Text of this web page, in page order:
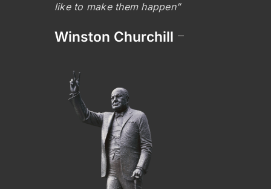
like to make them happen”
Winston Churchill